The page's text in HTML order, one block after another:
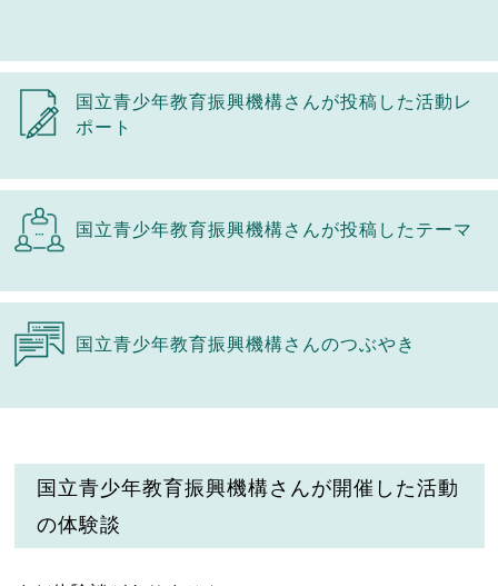
国立青少年教育振興機構さんが投稿した活動レ
ポート
国立青少年教育振興機構さんが投稿したテーマ
国立青少年教育振興機構さんのつぶやき
国立青少年教育振興機構さんが開催した活動
の体験談